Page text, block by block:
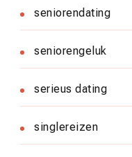
seniorendating
seniorengeluk
serieus dating
singlereizen